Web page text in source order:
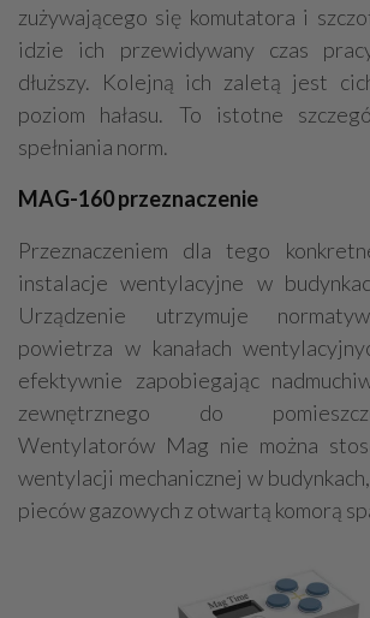
zużywającego się komutatora i
idzie ich przewidywany czas
dłuższy. Kolejną ich zaletą jest
poziom hałasu. To istotne
spełniania norm.
MAG-160 przeznaczenie
Przeznaczeniem dla tego
instalacje wentylacyjne w
Urządzenie utrzymuje
powietrza w kanałach
efektywnie zapobiegając
zewnętrznego do
Wentylatorów Mag nie można
wentylacji mechanicznej w
pieców gazowych z otwartą komorą